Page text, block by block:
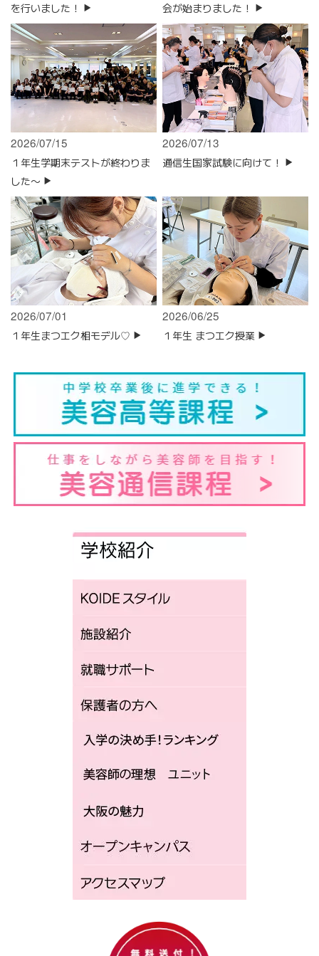
を行いました！
会が始まりました！
2026/07/15
１年生学期末テストが終わりま
した〜
2026/07/13
通信生国家試験に向けて！
2026/07/01
１年生まつエク相モデル♡
2026/06/25
１年生 まつエク授業